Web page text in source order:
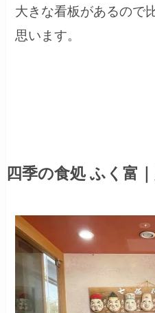
大きな看板があるので
思います。
四季の食処 ふく富